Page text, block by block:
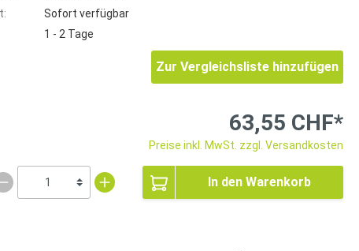
Sofort verfügbar
1 - 2 Tage
Zur Vergleichsliste hinzufügen
63,55 CHF*
Preise inkl. MwSt. zzgl. Versandkosten
In den Warenkorb